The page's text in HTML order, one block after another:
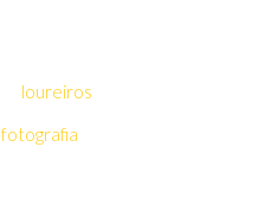
loureiros
fotografia